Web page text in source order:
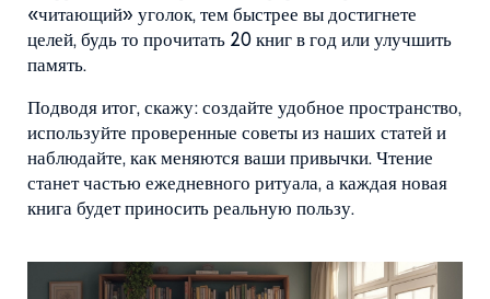
«читающий» уголок, тем быстрее вы достигнете
целей, будь то прочитать 20 книг в год или улучшить
память.
Подводя итог, скажу: создайте удобное пространство,
используйте проверенные советы из наших статей и
наблюдайте, как меняются ваши привычки. Чтение
станет частью ежедневного ритуала, а каждая новая
книга будет приносить реальную пользу.